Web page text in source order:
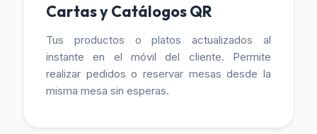
Cartas y Catálogos QR
Tus productos o platos actualizados al
instante en el móvil del cliente. Permite
realizar pedidos o reservar mesas desde la
misma mesa sin esperas.